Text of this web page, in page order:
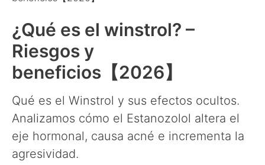
¿Qué es el winstrol? –
Riesgos y
beneficios【2026】
Qué es el Winstrol y sus efectos ocultos.
Analizamos cómo el Estanozolol altera el
eje hormonal, causa acné e incrementa la
agresividad.